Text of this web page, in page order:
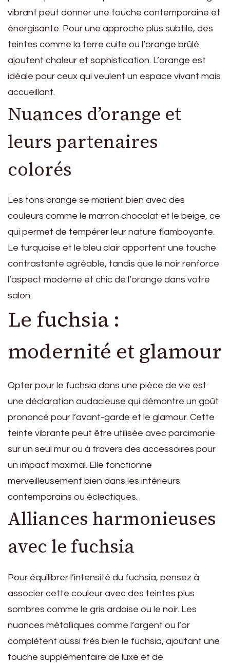
vibrant peut donner une touche contemporaine et
énergisante. Pour une approche plus subtile, des
teintes comme la terre cuite ou l’orange brûlé
ajoutent chaleur et sophistication. L’orange est
idéale pour ceux qui veulent un espace vivant mais
accueillant.
Nuances d’orange et
leurs partenaires
colorés
Les tons orange se marient bien avec des
couleurs comme le marron chocolat et le beige, ce
qui permet de tempérer leur nature flamboyante.
Le turquoise et le bleu clair apportent une touche
contrastante agréable, tandis que le noir renforce
l’aspect moderne et chic de l’orange dans votre
salon.
Le fuchsia :
modernité et glamour
Opter pour le fuchsia dans une pièce de vie est
une déclaration audacieuse qui démontre un goût
prononcé pour l’avant-garde et le glamour. Cette
teinte vibrante peut être utilisée avec parcimonie
sur un seul mur ou à travers des accessoires pour
un impact maximal. Elle fonctionne
merveilleusement bien dans les intérieurs
contemporains ou éclectiques.
Alliances harmonieuses
avec le fuchsia
Pour équilibrer l’intensité du fuchsia, pensez à
associer cette couleur avec des teintes plus
sombres comme le gris ardoise ou le noir. Les
nuances métalliques comme l’argent ou l’or
complètent aussi très bien le fuchsia, ajoutant une
touche supplémentaire de luxe et de